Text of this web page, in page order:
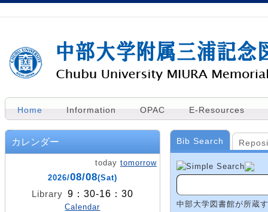
Home Information OPAC E-Resources
カレンダー
today tomorrow
2026/08/08(Sat)
Library 9：30-16：30
Calendar
Bib Search
中部大学図書館が所蔵